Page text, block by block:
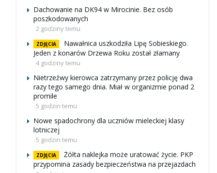
Dachowanie na DK94 w Mirocinie. Bez osób
poszkodowanych
2 godziny temu
ZDJĘCIA
Nawałnica uszkodziła Lipę Sobieskiego.
Jeden z konarów Drzewa Roku został złamany
4 godziny temu
Nietrzeźwy kierowca zatrzymany przez policję dwa
razy tego samego dnia. Miał w organizmie ponad 2
promile
5 godzin temu
Nowe spadochrony dla uczniów mieleckiej klasy
lotniczej
5 godzin temu
ZDJĘCIA
Żółta naklejka może uratować życie. PKP
przypomina zasady bezpieczeństwa na przejazdach